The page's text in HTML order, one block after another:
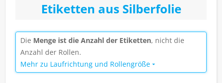
Etiketten aus Silberfolie
Die Menge ist die Anzahl der Etiketten, nicht die
Anzahl der Rollen.
Mehr zu Laufrichtung und Rollengröße